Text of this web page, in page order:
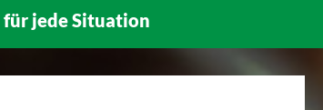
für jede Situation